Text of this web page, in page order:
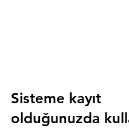
Sisteme kayıt
olduğunuzda